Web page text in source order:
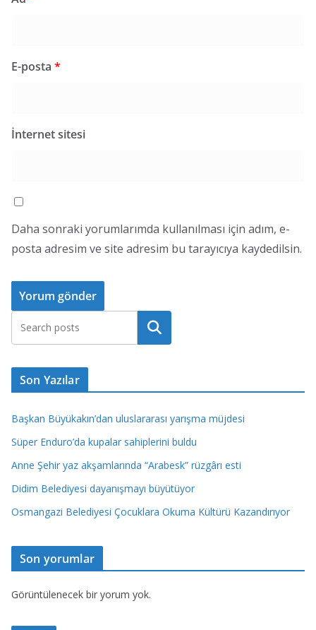
E-posta *
İnternet sitesi
Daha sonraki yorumlarımda kullanılması için adım, e-
posta adresim ve site adresim bu tarayıcıya kaydedilsin.
Ara
Son Yazılar
Başkan Büyükakın’dan uluslararası yarışma müjdesi
Süper Enduro’da kupalar sahiplerini buldu
Anne Şehir yaz akşamlarında “Arabesk” rüzgârı esti
Didim Belediyesi dayanışmayı büyütüyor
Osmangazi Belediyesi Çocuklara Okuma Kültürü Kazandırıyor
Son yorumlar
Görüntülenecek bir yorum yok.